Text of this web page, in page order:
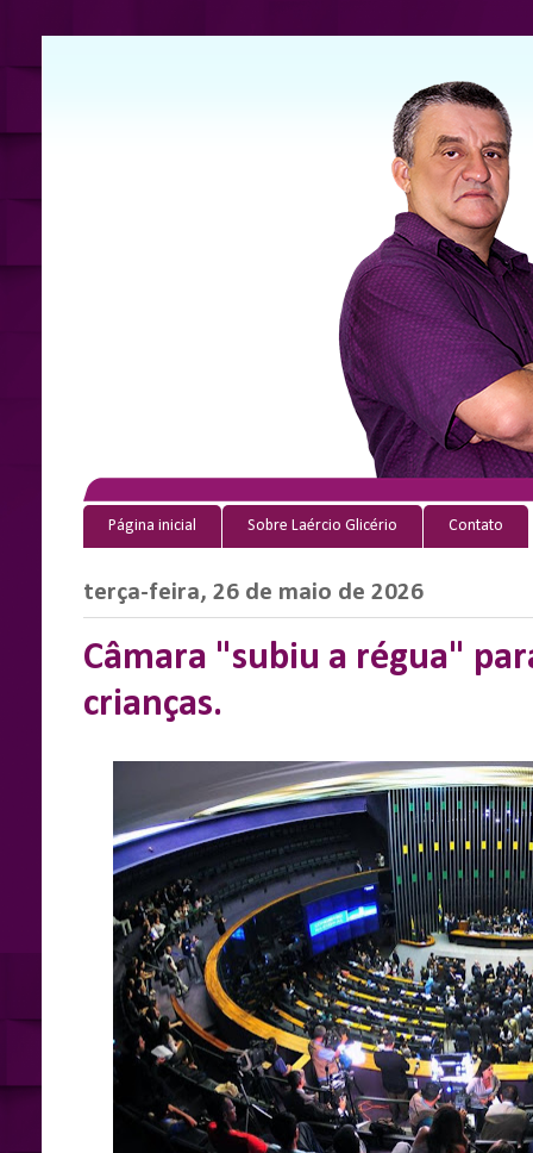
Página inicial Sobre Laércio Glicério Contato
terça-feira, 26 de maio de 2026
Câmara "subiu a régua"
crianças.